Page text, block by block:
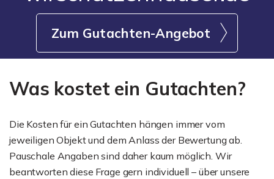
Zum Gutachten-Angebot
Was kostet ein Gutachten?
Die Kosten für ein Gutachten hängen immer vom
jeweiligen Objekt und dem Anlass der Bewertung ab.
Pauschale Angaben sind daher kaum möglich. Wir
beantworten diese Frage gern individuell – über unsere